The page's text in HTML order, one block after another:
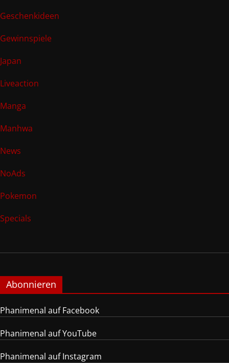
Geschenkideen
Gewinnspiele
Japan
Liveaction
Manga
Manhwa
News
NoAds
Pokemon
Specials
Abonnieren
Phanimenal auf Facebook
Phanimenal auf YouTube
Phanimenal auf Instagram